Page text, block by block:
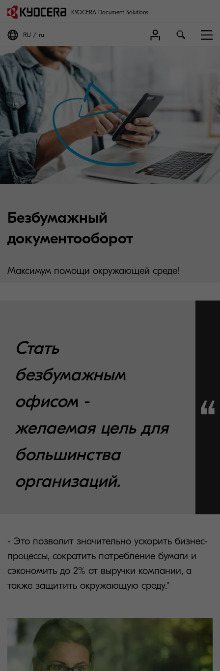
KYOCERA Document Solutions
RU ru
Безбумажный
документооборот
Максимум помощи окружающей среде!
Стать
безбумажным
офисом -
желаемая цель для
большинства
организаций.
- Это позволит значительно ускорить бизнес-
процессы, сократить потребление бумаги и
сэкономить до 2% от выручки компании, а
также защитить окружающую среду."